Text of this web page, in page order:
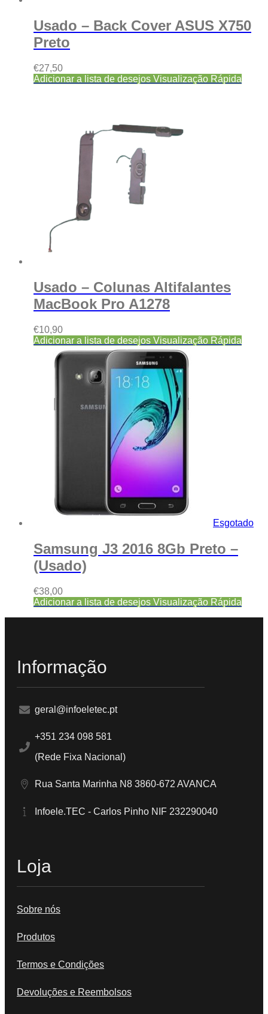
Usado – Back Cover ASUS X750
Preto
€27,50
Adicionar a lista de desejos Visualização Rápida
Usado – Colunas Altifalantes
MacBook Pro A1278
€10,90
Adicionar a lista de desejos Visualização Rápida
Esgotado
Samsung J3 2016 8Gb Preto –
(Usado)
€38,00
Adicionar a lista de desejos Visualização Rápida
Informação
geral@infoeletec.pt
+351 234 098 581
(Rede Fixa Nacional)
Rua Santa Marinha N8 3860-672 AVANCA
Infoele.TEC - Carlos Pinho NIF 232290040
Loja
Sobre nós
Produtos
Termos e Condições
Devoluções e Reembolsos